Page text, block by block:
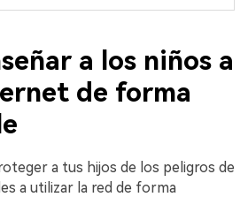
a los niños a
de forma
a tus hijos de los peligros de
a utilizar la red de forma